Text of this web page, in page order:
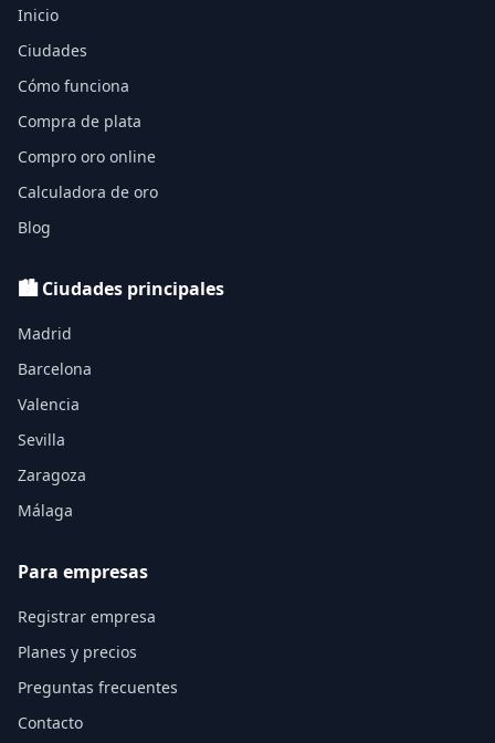
Inicio
Ciudades
Cómo funciona
Compra de plata
Compro oro online
Calculadora de oro
Blog
🏙️ Ciudades principales
Madrid
Barcelona
Valencia
Sevilla
Zaragoza
Málaga
Para empresas
Registrar empresa
Planes y precios
Preguntas frecuentes
Contacto